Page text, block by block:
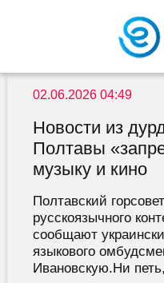
02.06.2026 04:49
Новости из
Полтавы
музыку и кино
Полтавский
русскоязычного
сообщают
языкового
Ивановскую.Ни